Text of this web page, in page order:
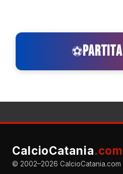
⚽
CalcioCatania.com
© 2002–2026